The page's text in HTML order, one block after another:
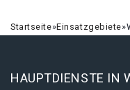
Startseite»Einsatzgebiete»
HAUPTDIENSTE IN